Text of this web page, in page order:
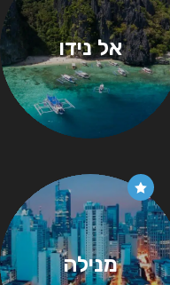
אל נידו
מנילה